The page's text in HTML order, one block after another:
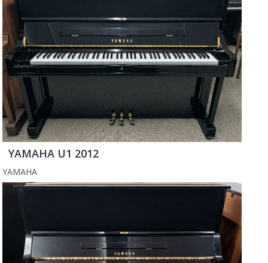
YAMAHA U1 2012
YAMAHA